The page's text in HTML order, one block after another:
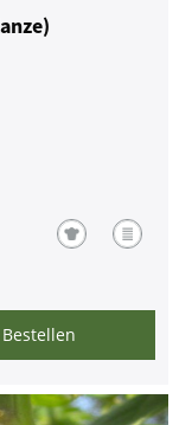
Bestellen